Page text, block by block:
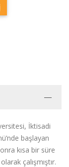
İktisadi
başlayan
kısa bir süre
çalışmıştır.